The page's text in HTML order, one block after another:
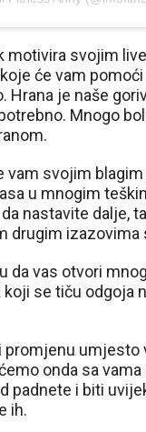
motivira svojim
koje će vam
Hrana je naše
Mnogo
vam svojim
u mnogim
nastavite dalje,
drugim
da vas otvori
se tiču odgoja
promjenu umjesto
onda sa
padnete i biti
ih.